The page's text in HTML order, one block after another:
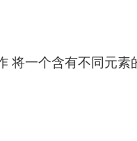
将一个含有不同元素